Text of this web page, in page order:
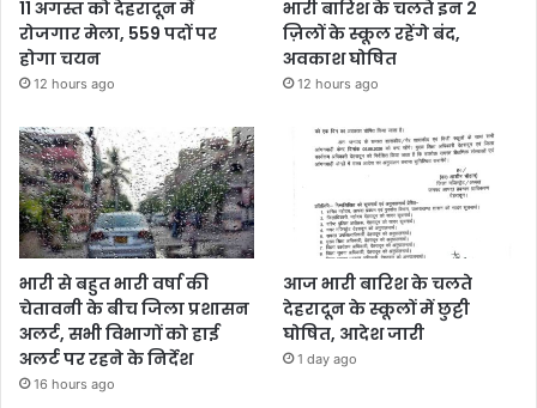
11 अगस्त को देहरादून में
रोजगार मेला, 559 पदों पर
होगा चयन
12 hours ago
भारी बारिश के चलते इन 2
ज़िलों के स्कूल रहेंगे बंद,
अवकाश घोषित
12 hours ago
भारी से बहुत भारी वर्षा की
चेतावनी के बीच जिला प्रशासन
अलर्ट, सभी विभागों को हाई
अलर्ट पर रहने के निर्देश
16 hours ago
आज भारी बारिश के चलते
देहरादून के स्कूलों में छुट्टी
घोषित, आदेश जारी
1 day ago